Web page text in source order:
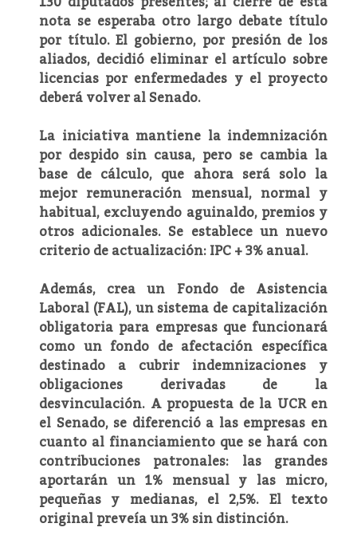
nota se esperaba otro largo debate título
por título. El gobierno, por presión de los
aliados, decidió eliminar el artículo sobre
licencias por enfermedades y el proyecto
deberá volver al Senado.
La iniciativa mantiene la indemnización
por despido sin causa, pero se cambia la
base de cálculo, que ahora será solo la
mejor remuneración mensual, normal y
habitual, excluyendo aguinaldo, premios y
otros adicionales. Se establece un nuevo
criterio de actualización: IPC + 3% anual.
Además, crea un Fondo de Asistencia
Laboral (FAL), un sistema de capitalización
obligatoria para empresas que funcionará
como un fondo de afectación específica
destinado a cubrir indemnizaciones y
obligaciones derivadas de la
desvinculación. A propuesta de la UCR en
el Senado, se diferenció a las empresas en
cuanto al financiamiento que se hará con
contribuciones patronales: las grandes
aportarán un 1% mensual y las micro,
pequeñas y medianas, el 2,5%. El texto
original preveía un 3% sin distinción.